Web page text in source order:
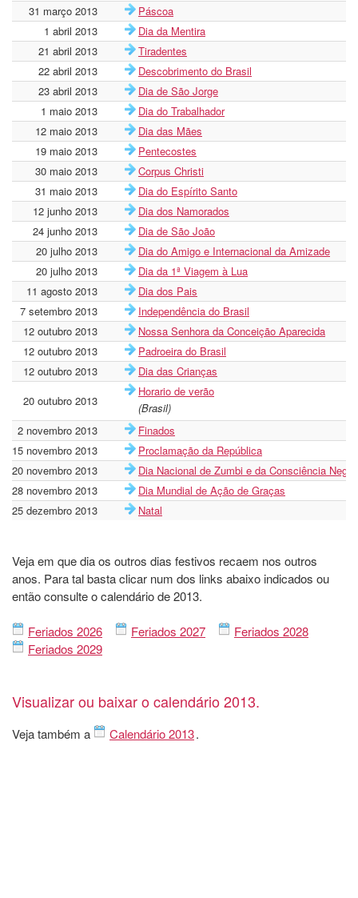
31 março 2013
Páscoa
1 abril 2013
Dia da Mentira
21 abril 2013
Tiradentes
22 abril 2013
Descobrimento do Brasil
23 abril 2013
Dia de São Jorge
1 maio 2013
Dia do Trabalhador
12 maio 2013
Dia das Mães
19 maio 2013
Pentecostes
30 maio 2013
Corpus Christi
31 maio 2013
Dia do Espírito Santo
12 junho 2013
Dia dos Namorados
24 junho 2013
Dia de São João
20 julho 2013
Dia do Amigo e Internacional da Amizade
20 julho 2013
Dia da 1ª Viagem à Lua
11 agosto 2013
Dia dos Pais
7 setembro 2013
Independência do Brasil
12 outubro 2013
Nossa Senhora da Conceição Aparecida
12 outubro 2013
Padroeira do Brasil
12 outubro 2013
Dia das Crianças
20 outubro 2013
Horario de verão
(Brasil)
2 novembro 2013
Finados
15 novembro 2013
Proclamação da República
20 novembro 2013
Dia Nacional de Zumbi e da Consciência Negra
28 novembro 2013
Dia Mundial de Ação de Graças
25 dezembro 2013
Natal
Veja em que dia os outros dias festivos recaem nos outros
anos. Para tal basta clicar num dos links abaixo indicados ou
então consulte o calendário de 2013.
Feriados 2026 Feriados 2027
Feriados 2028
Feriados 2029
Visualizar ou baixar o calendário 2013.
Veja também a Calendário 2013.